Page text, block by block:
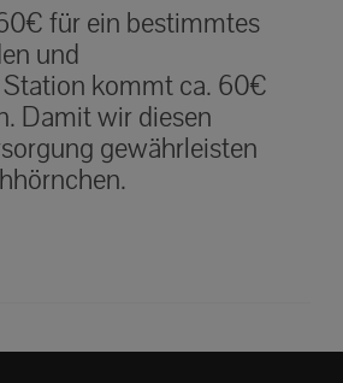
mit5.00von
für ein bestimmtes
und
Station kommt ca. 60€
Damit wir diesen
gewährleisten